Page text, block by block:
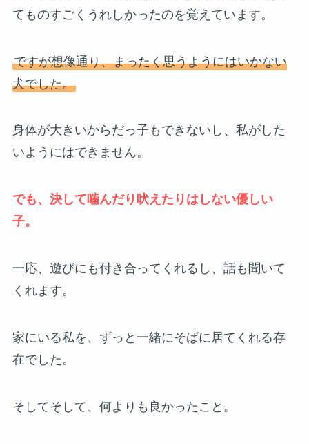
てものすごくうれしかったのを覚えています。
ですが想像通り、まったく思うようにはいかない
犬でした。
身体が大きいからだっ子もできないし、私がした
いようにはできません。
でも、決して噛んだり吠えたりはしない優しい
子。
一応、遊びにも付き合ってくれるし、話も聞いて
くれます。
家にいる私を、ずっと一緒にそばに居てくれる存
在でした。
そしてそして、何よりも良かったこと。